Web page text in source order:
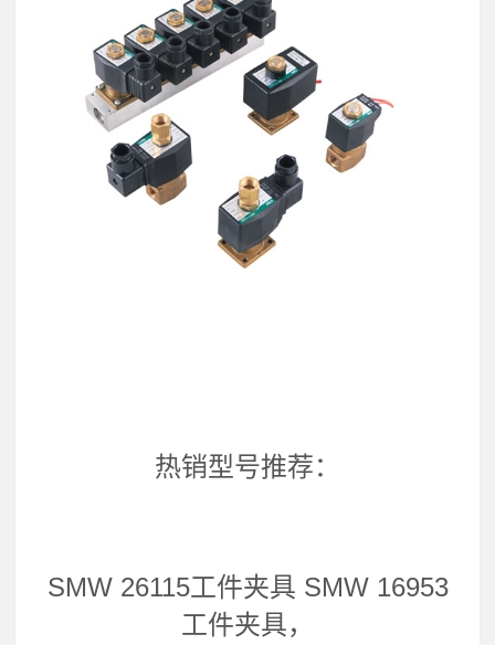
热销型号推荐：
SMW 26115工件夹具 SMW 16953
工件夹具，